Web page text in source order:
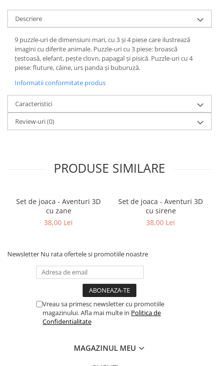
Descriere
9 puzzle-uri de dimensiuni mari, cu 3 și 4 piese care ilustrează
imagini cu diferite animale. Puzzle-uri cu 3 piese: broască
țestoasă, elefant, pește clovn, papagal și pisică. Puzzle-uri cu 4
piese: fluture, câine, urs panda și buburuză.
Informatii conformitate produs
Caracteristici
Review-uri(0)
PRODUSE SIMILARE
Set de joaca - Aventuri 3D
cu zane
38,00 Lei
Set de joaca - Aventuri 3D
cu sirene
38,00 Lei
Newsletter Nu rata ofertele si promotiile noastre
Vreau sa primesc newsletter cu promotiile
magazinului. Afla mai multe in Politica de
Confidentialitate
MAGAZINUL MEU